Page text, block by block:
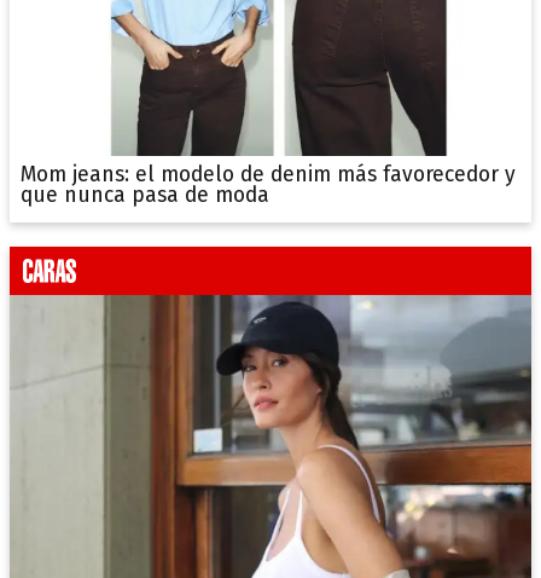
Mom jeans: el modelo de denim más favorecedor y
que nunca pasa de moda